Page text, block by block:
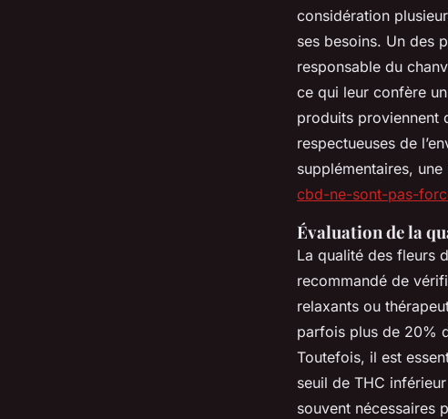
considération
ses besoins. Un des
responsable du
ce qui leur confère
produits proviennent
respectueuses de
supplémentaires,
cbd-ne-sont-pas-
Évaluation de la
La qualité des fleurs
recommandé de
relaxants ou
parfois plus de 20%
Toutefois, il est
seuil de THC
souvent nécessaires